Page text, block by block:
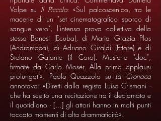
Volpe su Il Piccolo: «Sul palcoscenico, tra le
macerie di un "set cinematografico sporco di
sangue vero", l'intensa prova collettiva della
stessa Bonesi (Ecuba), di Maria Grazia Plos
(Andromaca), di Adriano Giraldi (Ettore) e di
Stefano Galante (il Coro). Musiche "doc",
firmate da Carlo Moser. Alla prima applausi
prolungati». Paolo Quazzolo su La Cronaca
annotava: «Diretti dalla regista Luisa Crismani -
che ha scelto una recitazione tra il declamato e
il quotidiano - [...] gli attori hanno in molti punti
toccato momenti di alta drammaticità».